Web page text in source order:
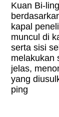
Kuan Bi-
kapal
muncul di
serta sisi
melakukan
jelas,
yang
ping